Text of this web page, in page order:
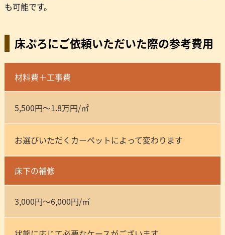
も可能です。
床ぷろにご依頼いただいた際の参考費用
材料費＋工事費
5,500円～1.8万円/㎡
お選びいただくカーペットによって変わります
床下の補修
3,000円～6,000円/㎡